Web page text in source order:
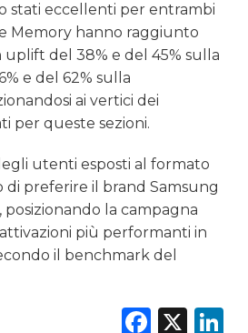
stati eccellenti per entrambi
Memory hanno raggiunto
del 38% e del 45% sulla
e del 62% sulla
ai vertici dei
per queste sezioni.
utenti esposti al formato
di preferire il brand Samsung
la campagna
più performanti in
il benchmark del
X